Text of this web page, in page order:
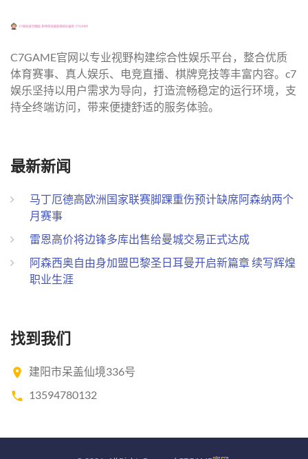
C7GAME官网以专业视野构建综合性娱乐平台，整合优质
体育赛事、真人娱乐、电竞直播、棋牌竞技等丰富内容。c7
娱乐坚持以用户需求为导向，打造流畅稳定的运行环境，支
持全终端访问，带来便捷舒适的服务体验。
最新新闻
马丁厄德高欧洲国家联赛脚踝重伤预计缺席阿森纳两个
月赛事
雷恩高价将边锋多库出售给曼城交易正式达成
阿森西奥自由身加盟巴黎圣日耳曼开启新篇章 续写辉煌
职业生涯
找到我们
建阳市呆盖仙境336号
13594780132